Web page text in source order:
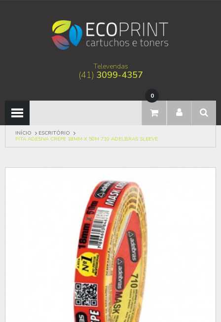
Televendas
(41) 3099-4357
0
INÍCIO
ESCRITÓRIO
FITA ADESIVA CREPE 18MM X 50M 710 ADELBRAS SLEEVE